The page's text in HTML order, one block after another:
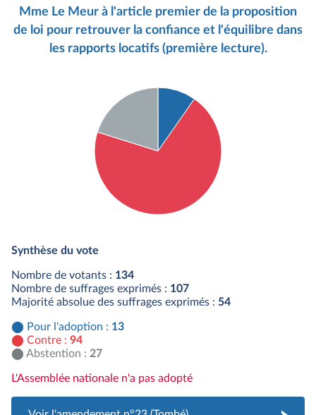
Mme Le Meur à l'article premier de la proposition
de loi pour retrouver la confiance et l'équilibre dans
les rapports locatifs (première lecture).
Synthèse du vote
Nombre de votants : 134
Nombre de suffrages exprimés : 107
Majorité absolue des suffrages exprimés : 54
Pour l'adoption : 13
Contre : 94
Abstention : 27
L'Assemblée nationale n'a pas adopté